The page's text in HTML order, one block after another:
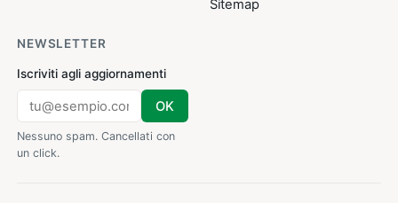
Sitemap
NEWSLETTER
Iscriviti agli aggiornamenti
OK
Nessuno spam. Cancellati con
un click.